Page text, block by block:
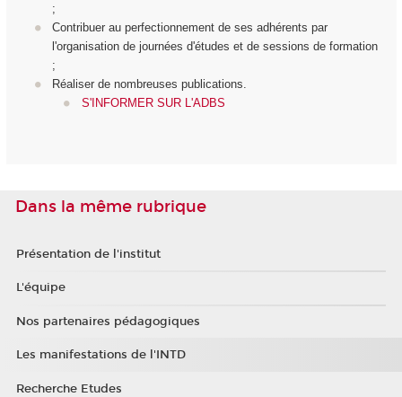
;
Contribuer au perfectionnement de ses adhérents par
l'organisation de journées d'études et de sessions de formation
;
Réaliser de nombreuses publications.
S'INFORMER SUR L'ADBS
Dans la même rubrique
Présentation de l'institut
L'équipe
Nos partenaires pédagogiques
Les manifestations de l'INTD
Recherche Etudes